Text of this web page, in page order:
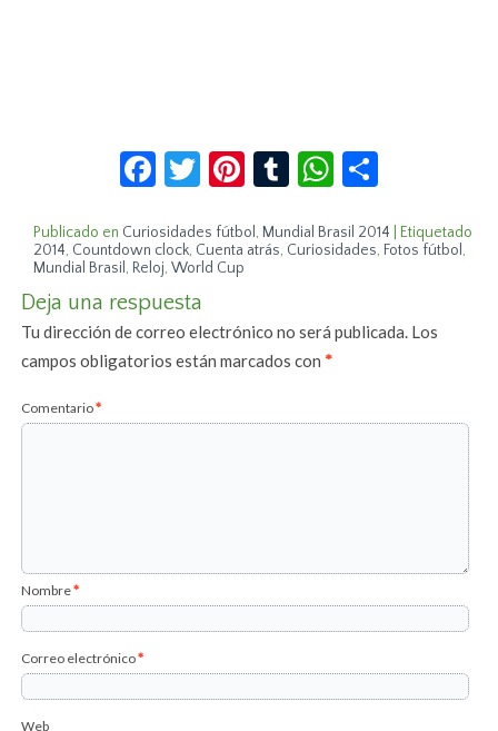
Facebook
Twitter
Pinterest
TumblrWhatsApp
Publicado en Curiosidades fútbol , Mundial Brasil 2014
Etiquetado
2014, Countdown clock, Cuenta atrás, Curiosidades, Fotos fútbol ,
Mundial Brasil , Reloj,World Cup
Deja una respuesta
Tu dirección de correo electrónico no será publicada. Los
campos obligatorios están marcados con*
Comentario*
Nombre*
Correo electrónico*
Web